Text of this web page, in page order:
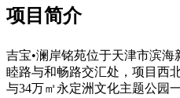
项目简介
吉宝•澜岸铭苑位于天津市滨
睦路与和畅路交汇处，项目西
与34万㎡永定洲文化主题公园